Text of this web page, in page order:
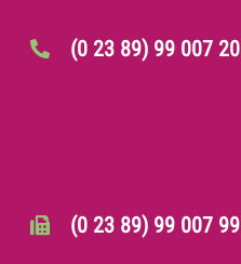
(0 23 89) 99 007 20
(0 23 89) 99 007 99